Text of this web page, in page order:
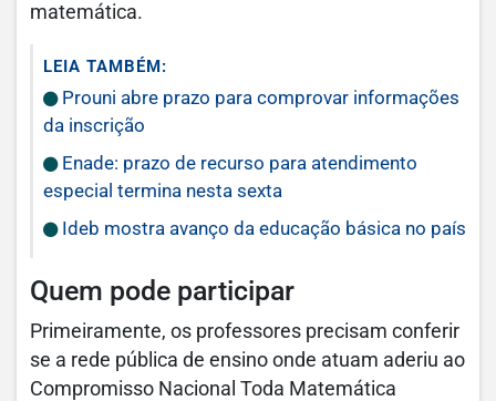
matemática.
LEIA TAMBÉM:
Prouni abre prazo para comprovar informações
da inscrição
Enade: prazo de recurso para atendimento
especial termina nesta sexta
Ideb mostra avanço da educação básica no país
Quem pode participar
Primeiramente, os professores precisam conferir
se a rede pública de ensino onde atuam aderiu ao
Compromisso Nacional Toda Matemática